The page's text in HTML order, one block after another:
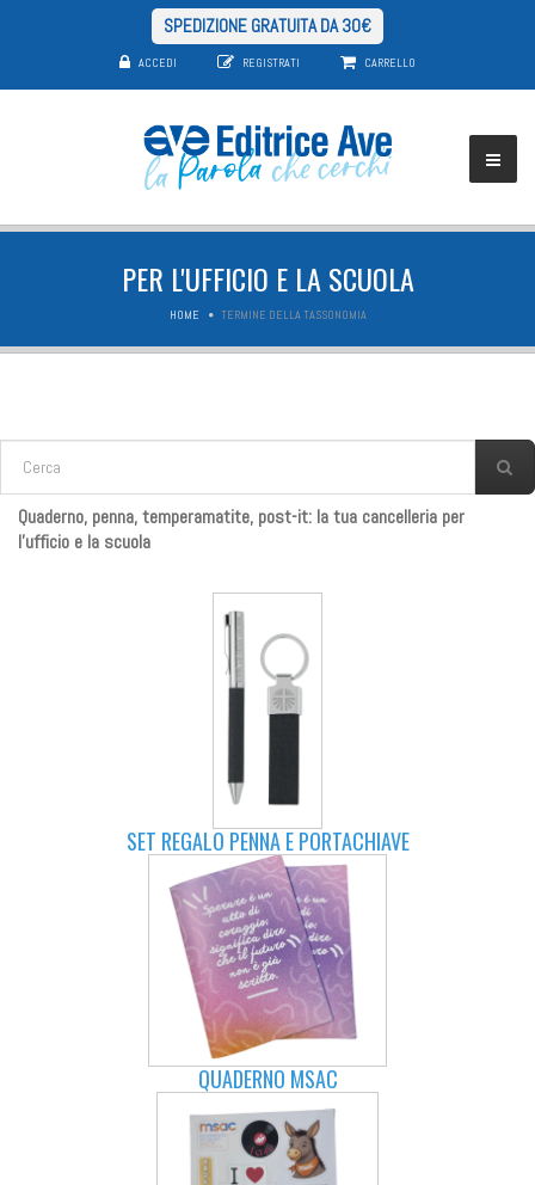
SPEDIZIONE GRATUITA DA 30€
ACCEDI REGISTRATI CARRELLO
PER L'UFFICIO E LA SCUOLA
HOME TERMINE DELLA TASSONOMIA
FORM DI RICERCA
Quaderno, penna, temperamatite, post-it: la tua cancelleria per
l'ufficio e la scuola
SET REGALO PENNA E PORTACHIAVE
QUADERNO MSAC